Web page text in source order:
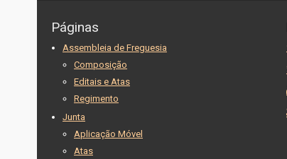
Páginas
Assembleia de Freguesia
Composição
Editais e Atas
Regimento
Junta
Aplicação Móvel
Atas